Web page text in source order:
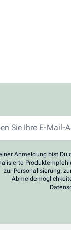
Anmeldung bist Du
zur Personalisierung,